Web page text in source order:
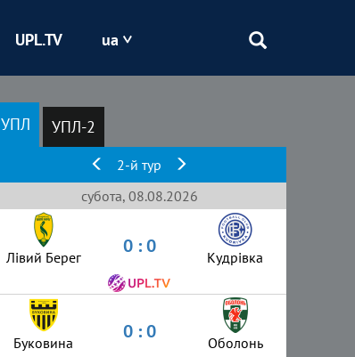
Кривбас
Оболонь
UPL.TV ua
УПЛ УПЛ-2
2-й тур
субота, 08.08.2026
Лівий Берег 0 : 0 Кудрівка
Буковина 0 : 0 Оболонь